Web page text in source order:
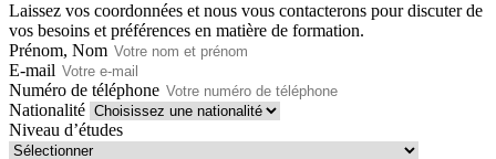
Laissez vos coordonnées et nous vous contacterons pour discuter de
vos besoins et préférences en matière de formation.
Prénom, Nom
E-mail
Numéro de téléphone
Nationalité
Niveau d’études